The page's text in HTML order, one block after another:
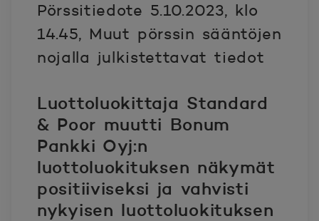
Pörssitiedote 5.10.2023, klo
14.45, Muut pörssin sääntöjen
nojalla julkistettavat tiedot
Luottoluokittaja Standard
& Poor muutti Bonum
Pankki Oyj:n
luottoluokituksen näkymät
positiiviseksi ja vahvisti
nykyisen luottoluokituksen